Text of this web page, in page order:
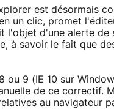
est désormais
un clic, promet
l'objet d'une alerte de
à savoir le fait que
ou 9 (IE 10 sur
de ce correctif.
au navigateur